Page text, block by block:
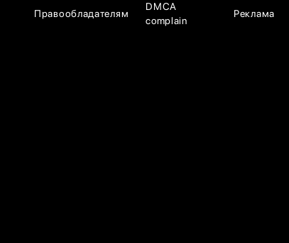
Правообладателям
DMCA
complain
Реклама